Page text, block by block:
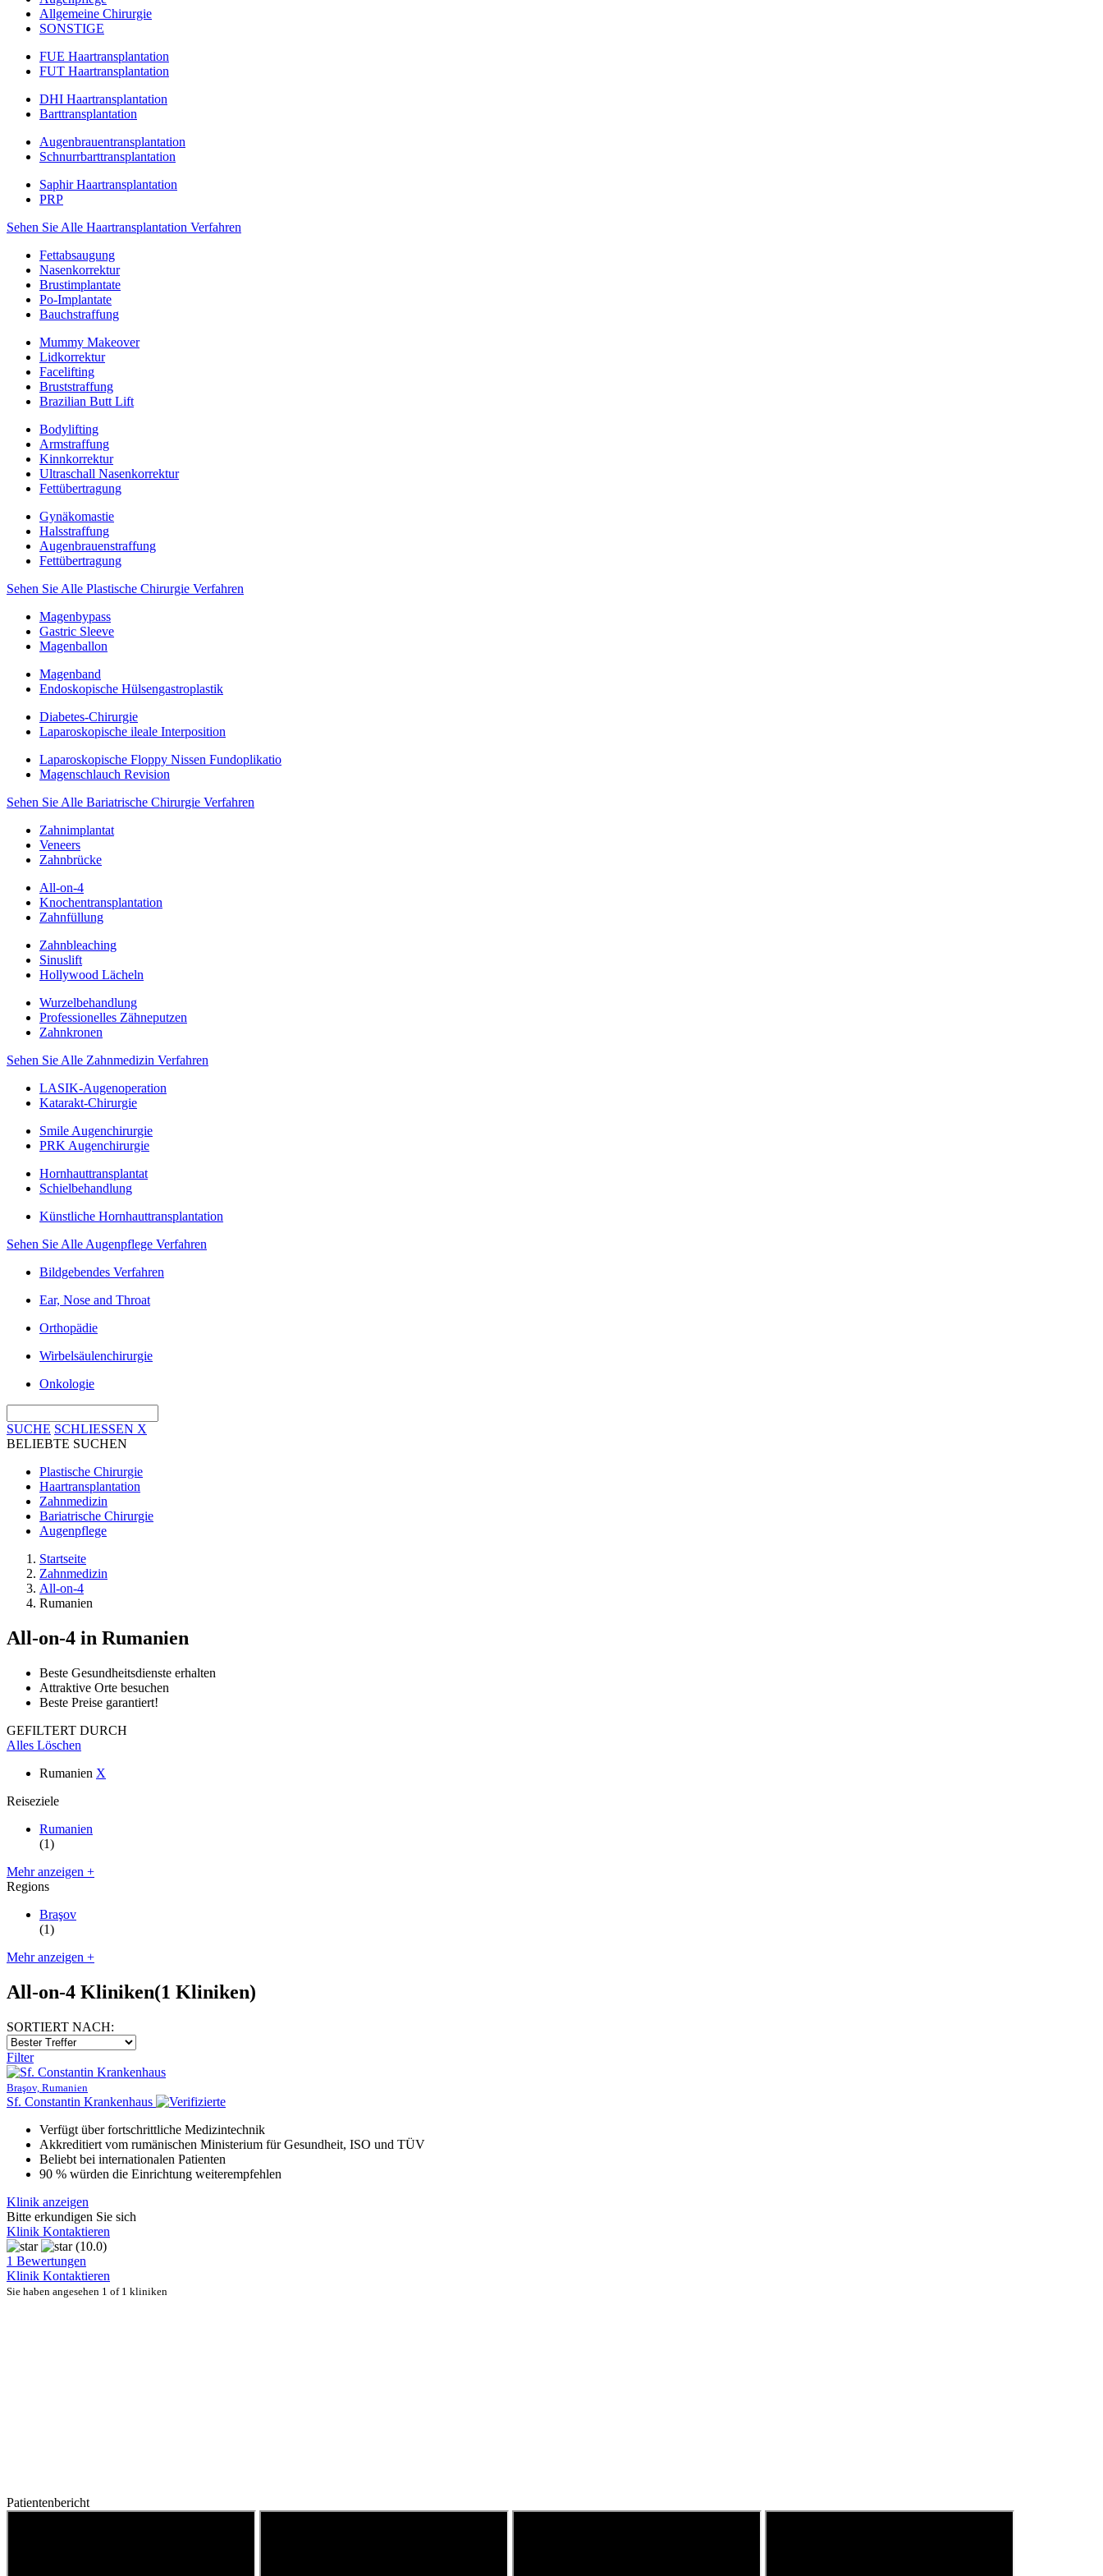
Allgemeine Chirurgie
SONSTIGE
FUE Haartransplantation
FUT Haartransplantation
DHI Haartransplantation
Barttransplantation
Augenbrauentransplantation
Schnurrbarttransplantation
Saphir Haartransplantation
PRP
Sehen Sie Alle Haartransplantation Verfahren
Fettabsaugung
Nasenkorrektur
Brustimplantate
Po-Implantate
Bauchstraffung
Mummy Makeover
Lidkorrektur
Facelifting
Bruststraffung
Brazilian Butt Lift
Bodylifting
Armstraffung
Kinnkorrektur
Ultraschall Nasenkorrektur
Fettübertragung
Gynäkomastie
Halsstraffung
Augenbrauenstraffung
Fettübertragung
Sehen Sie Alle Plastische Chirurgie Verfahren
Magenbypass
Gastric Sleeve
Magenballon
Magenband
Endoskopische Hülsengastroplastik
Diabetes-Chirurgie
Laparoskopische ileale Interposition
Laparoskopische Floppy Nissen Fundoplikatio
Magenschlauch Revision
Sehen Sie Alle Bariatrische Chirurgie Verfahren
Zahnimplantat
Veneers
Zahnbrücke
All-on-4
Knochentransplantation
Zahnfüllung
Zahnbleaching
Sinuslift
Hollywood Lächeln
Wurzelbehandlung
Professionelles Zähneputzen
Zahnkronen
Sehen Sie Alle Zahnmedizin Verfahren
LASIK-Augenoperation
Katarakt-Chirurgie
Smile Augenchirurgie
PRK Augenchirurgie
Hornhauttransplantat
Schielbehandlung
Künstliche Hornhauttransplantation
Sehen Sie Alle Augenpflege Verfahren
Bildgebendes Verfahren
Ear, Nose and Throat
Orthopädie
Wirbelsäulenchirurgie
Onkologie
SUCHE SCHLIESSEN X
BELIEBTE SUCHEN
Plastische Chirurgie
Haartransplantation
Zahnmedizin
Bariatrische Chirurgie
Augenpflege
Startseite
Zahnmedizin
All-on-4
Rumanien
All-on-4 in Rumanien
Beste Gesundheitsdienste erhalten
Attraktive Orte besuchen
Beste Preise garantiert!
GEFILTERT DURCH
Alles Löschen
Rumanien X
Reiseziele
Rumanien
(1)
Mehr anzeigen +
Regions
Braşov
(1)
Mehr anzeigen +
All-on-4 Kliniken(1 Kliniken)
SORTIERT NACH:
Filter
Braşov, Rumanien
Sf. Constantin Krankenhaus
Verfügt über fortschrittliche Medizintechnik
Akkreditiert vom rumänischen Ministerium für Gesundheit, ISO und TÜV
Beliebt bei internationalen Patienten
90 % würden die Einrichtung weiterempfehlen
Klinik anzeigen
Bitte erkundigen Sie sich
Klinik Kontaktieren
(10.0)
1 Bewertungen
Klinik Kontaktieren
Sie haben angesehen 1 of 1 kliniken
Patientenbericht